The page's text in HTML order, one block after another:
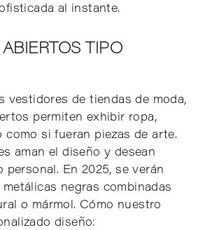
al instante.
TIPO
vestidores de tiendas de moda,
permiten exhibir ropa,
como si fueran piezas de arte.
aman el diseño y desean
personal. En 2025, se verán
negras combinadas
o mármol. Cómo nuestro
diseño: